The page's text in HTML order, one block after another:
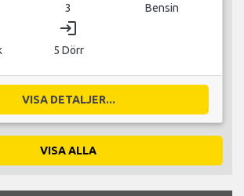
3 Bensin
login
5 Dörr
VISA DETALJER...
VISA ALLA